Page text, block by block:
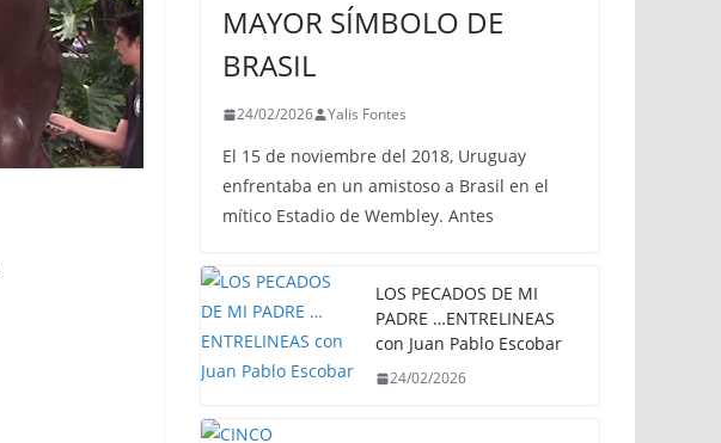
MAYOR SÍMBOLO DE
BRASIL
24/02/2026 Yalis Fontes
El 15 de noviembre del 2018, Uruguay
enfrentaba en un amistoso a Brasil en el
mítico Estadio de Wembley. Antes
LOS PECADOS DE MI
PADRE …ENTRELINEAS
con Juan Pablo Escobar
24/02/2026